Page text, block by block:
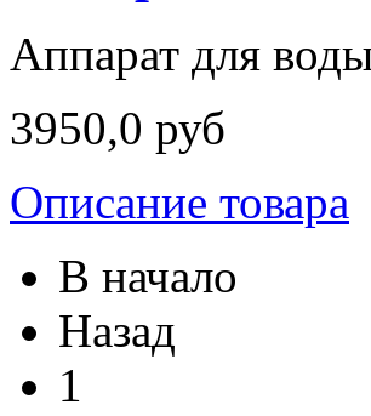
Аппарат для
3950,0 руб
Описание товара
В начало
Назад
1